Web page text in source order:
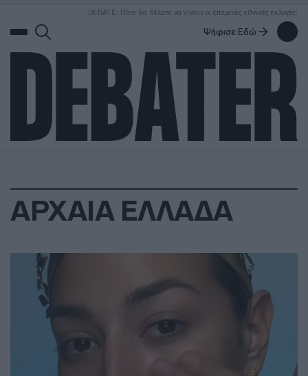
DEBATE: Πότε θα θέλατε να γίνουν οι επόμενες εθνικές εκλογές;
Ψήφισε Εδώ
ΑΡΧΑΙΑ ΕΛΛΑΔΑ